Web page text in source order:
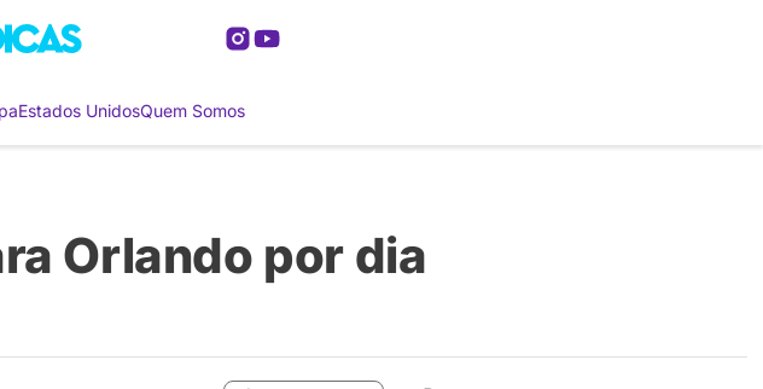
Estados UnidosQuem Somos
Orlando por dia